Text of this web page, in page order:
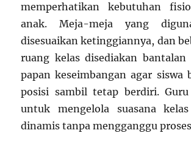
memperhatikan kebutuhan
anak. Meja-meja yang
disesuaikan ketinggiannya, dan
ruang kelas disediakan
papan keseimbangan agar siswa
posisi sambil tetap berdiri.
untuk mengelola suasana
dinamis tanpa mengganggu